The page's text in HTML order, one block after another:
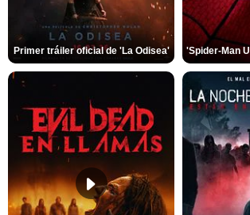
Primer tráiler oficial de 'La Odisea'